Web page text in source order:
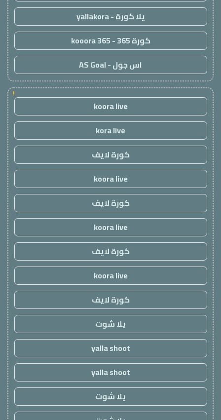
يلا كورة - yallakora
كورة 365 - kooora 365
اس جول - AS Goal
!
koora live
kora live
كورة لايف
koora live
كورة لايف
koora live
كورة لايف
koora live
كورة لايف
يلا شوت
yalla shoot
yalla shoot
يلا شوت